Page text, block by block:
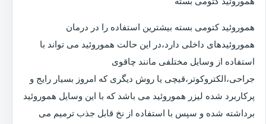
هموروئید کتومی بسته بیشترین استفاده را در درمان
هموروئیدهای داخلی دارد،در این حالت هموروئید می تواند با
استفاده از وسایل مختلفی مانند چاقوی
جراحی،الکتروکوتر،قیچی یا روش دیگری که امروز بسیار رایج و
پرکاربرد شده لیزر هموروئید می باشد که با این وسایل هموروئید
برداشته شده و سپس با استفاده از نخ قابل جذب ترمیم می